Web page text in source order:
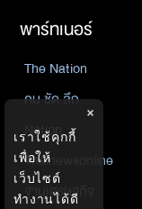
พาร์ทเนอร์
The Nation
คม ชัด ลึก
Nation
Thainewsonline
ฐานเศรษฐกิจ
×
เราใช้คุกกี้
เพื่อให้
เว็บไซต์
ทำงานได้ดี